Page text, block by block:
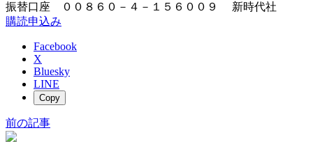
振替口座 ００８６０－４－１５６００９ 新時代社
購読申込み
Facebook
X
Bluesky
LINE
Copy
前の記事